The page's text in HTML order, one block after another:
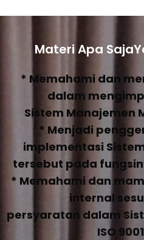
Materi Apa
* Memahami dan
dalam
Sistem Manajemen
* Menjadi
implementasi
tersebut pada
* Memahami dan
internal
persyaratan dalam
ISO